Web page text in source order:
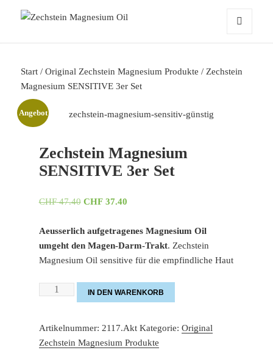
Zechstein Magnesium Oil
Start /Original Zechstein Magnesium Produkte / Zechstein
Magnesium SENSITIVE 3er Set
Angebot
Zechstein Magnesium
SENSITIVE 3er Set
CHF47.40 Ursprünglicher
war:
CHF 47.40
CHF37.40Aktueller
ist:
CHF 37.40.
Aeusserlich aufgetragenes Magnesium Oil
umgeht den Magen-Darm-Trakt. Zechstein
Magnesium Oil sensitive für die empfindliche Haut
Zechstein
Magnesium
3er
Set
IN DEN WARENKORB
Artikelnummer: 2117.Akt Kategorie: Original
Zechstein Magnesium Produkte